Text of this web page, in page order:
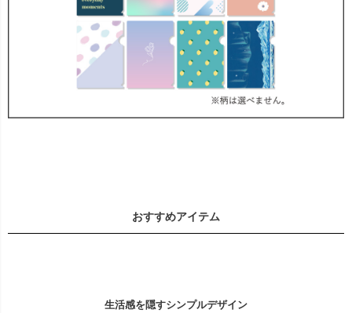
おすすめアイテム
生活感を隠すシンプルデザイン